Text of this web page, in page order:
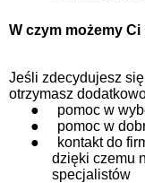
W czym możemy
Jeśli zdecydujesz
otrzymasz
●
pomoc w
●
pomoc w
●
kontakt do
dzięki czemu
specjalistów